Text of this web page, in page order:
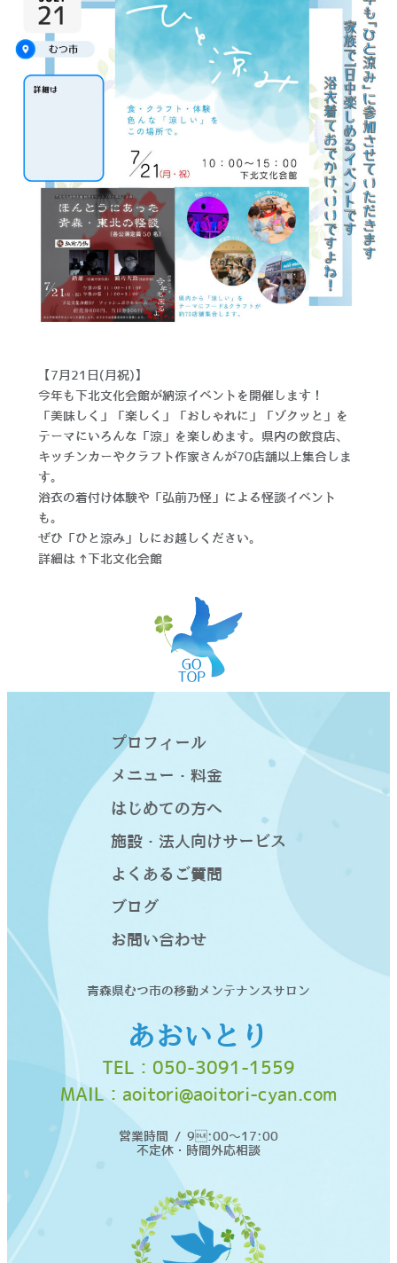
【7月21日(月祝)】
今年も下北文化会館が納涼イベントを開催します！
「美味しく」「楽しく」「おしゃれに」「ゾクッと」を
テーマにいろんな「涼」を楽しめます。県内の飲食店、
キッチンカーやクラフト作家さんが70店舗以上集合しま
す。
浴衣の着付け体験や「弘前乃怪」による怪談イベント
も。
ぜひ「ひと涼み」しにお越しください。
詳細は→ 下北文化会館
青森県むつ市の移動メンテナンスサロン
あおいとり
TEL： 050-3091-1559
MAIL： aoitori@aoitori-cyan.com
営業時間 / 9:00〜17:00
不定休・時間外応相談
プロフィール
メニュー・料金
はじめての方へ
施設・法人向けサービス
よくあるご質問
ブログ
お問い合わせ